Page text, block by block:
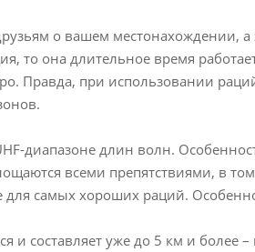
о вашем местонахождении,
то она длительное время
Правда, при использовании
диапазоне длин волн.
всеми препятствиями, в
для самых хороших раций.
составляет уже до 5 км и более –